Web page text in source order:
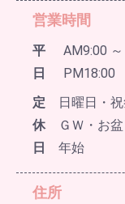
営業時間
平
日
AM9:00 ～
PM18:00
定
休
日
日曜日・祝
ＧＷ・お
年始
住所